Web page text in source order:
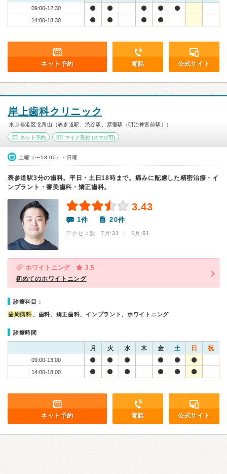
09:00-12:30
14:00-18:30
ネット予約 電話 公式サイト
岸上歯科クリニック
東京都港区北青山（表参道駅、渋谷駅、原宿駅（明治神宮前駅））
ネット予約 マイナ受付(スマホ可)
土曜（〜18:00）・日曜
表参道駅3分の歯科。平日・土日18時まで。痛みに配慮した精密治療・イ
ンプラント・審美歯科・矯正歯科。
3.43
1件 20件
アクセス数 7月:31 | 6月:51
ホワイトニング
3.5
初めてのホワイトニング
診療科目：
歯周病科 、歯科、矯正歯科、インプラント、ホワイトニング
診療時間
月 火 水 木 金 土 日 祝
09:00-13:00
14:00-18:00
ネット予約 電話 公式サイト